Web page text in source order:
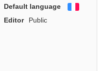
Default language
Editor
Public